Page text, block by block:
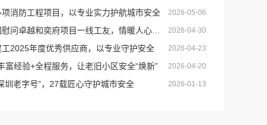
2026-05-06
消防工程项目，以专业实力护航城市安全
2026-04-30
卓越和奕府项目一线工友，情暖人心守安全
2026-04-23
2025年度优秀供应商，以专业守护安全
2026-04-20
富经验+全程服务，让老旧小区安全“焕新”
2026-01-13
圳老字号”，27载匠心守护城市安全